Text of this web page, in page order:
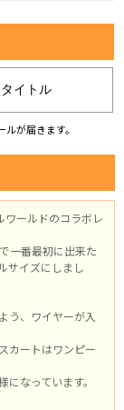
タイトル
が届きます。
ワールドのコラボレ
一番最初に出来た
サイズにしまし
う、ワイヤーが入
カートはワンピー
なっています。